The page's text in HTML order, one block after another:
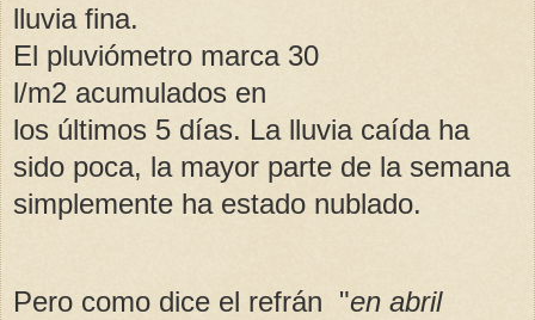
lluvia fina.
El pluviómetro marca 30
l/m2 acumulados en
los últimos 5 días. La lluvia caída ha
sido poca, la mayor parte de la semana
simplemente ha estado nublado.
Pero como dice el refrán "en abril